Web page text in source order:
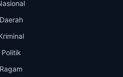
Daerah
Politik
Ragam